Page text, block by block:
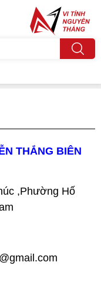
THẮNG BIÊN
,Phường Hố